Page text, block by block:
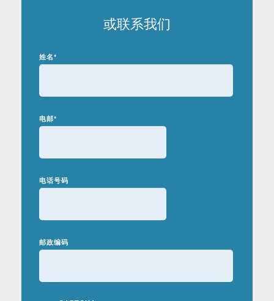
或联系我们
姓名*
电邮*
电话号码
邮政编码